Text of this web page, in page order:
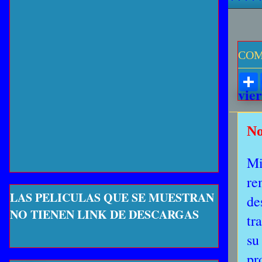
r
LAS PELICULAS QUE SE MUESTRAN
NO TIENEN LINK DE DESCARGAS